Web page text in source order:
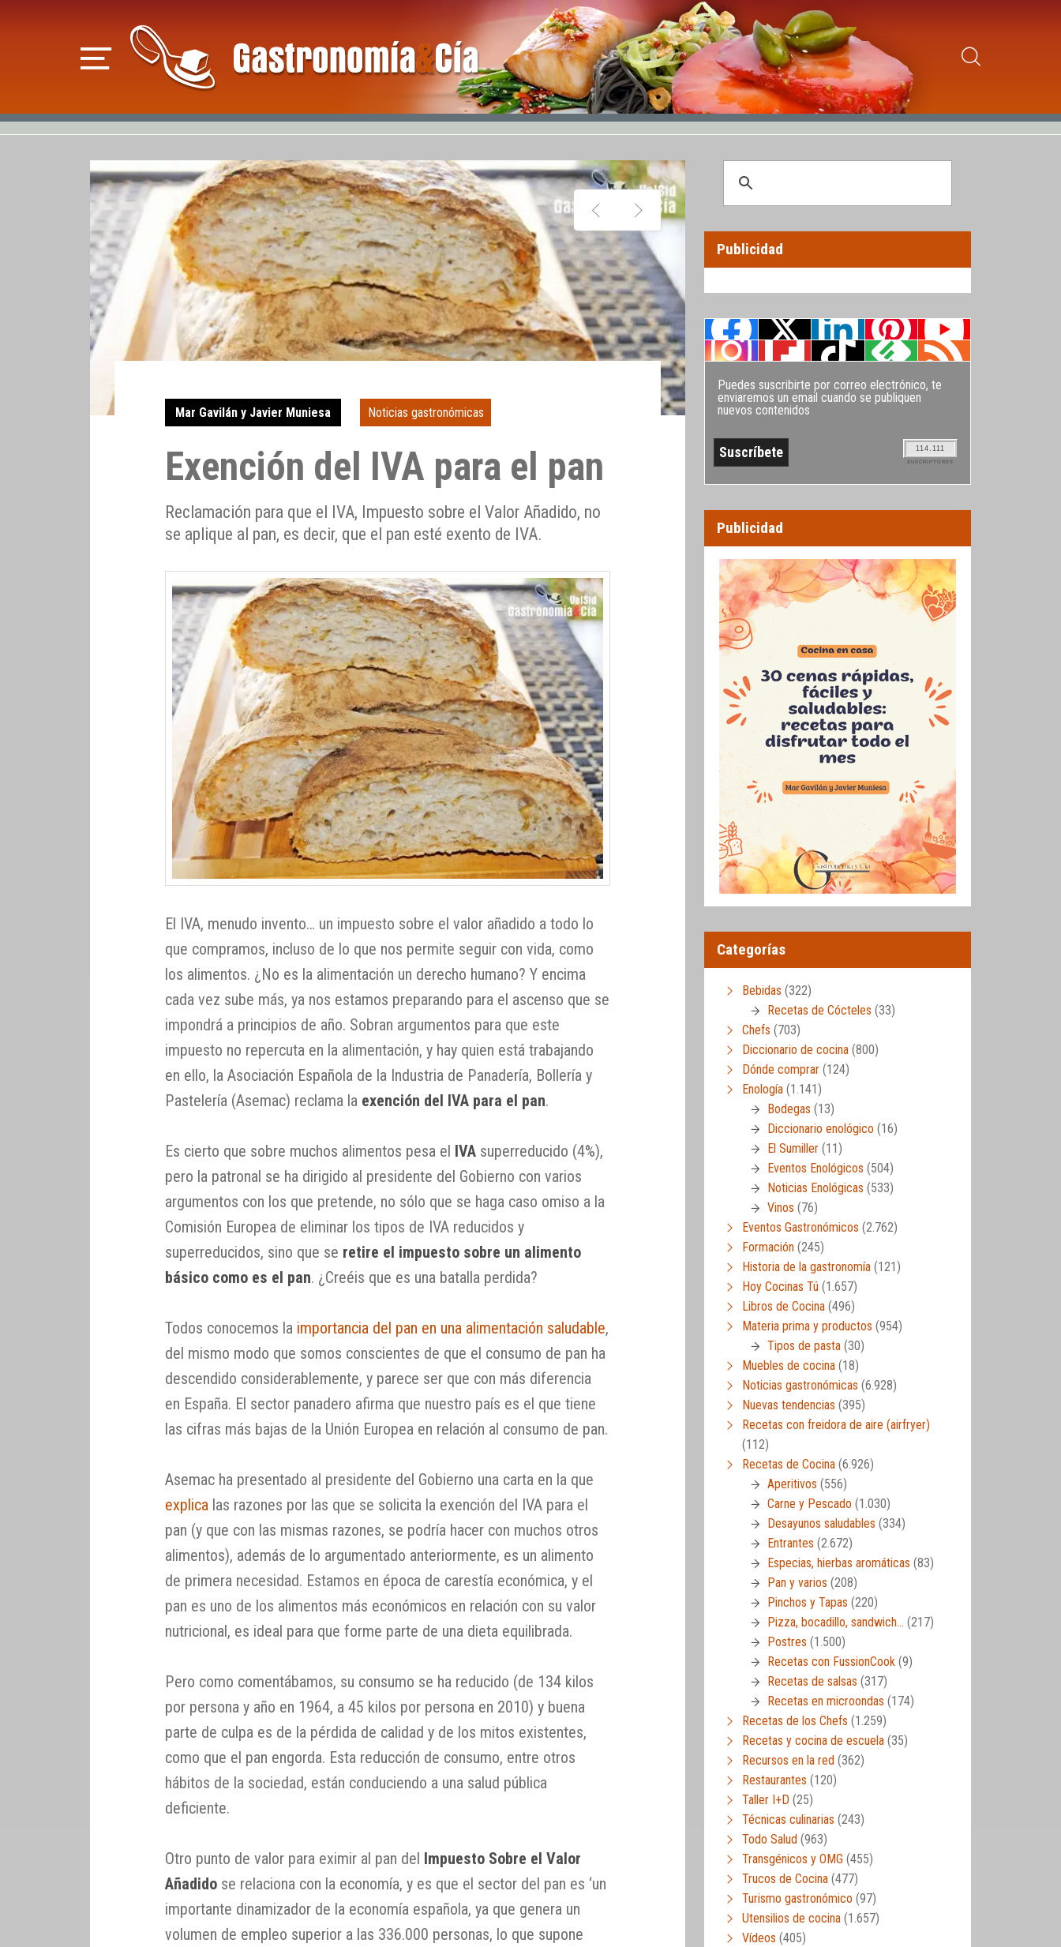
Mar Gavilán y Javier Muniesa Noticias gastronómicas
Exención del IVA para el pan
Reclamación para que el IVA, Impuesto sobre el Valor Añadido, no
se aplique al pan, es decir, que el pan esté exento de IVA.
El IVA, menudo invento… un impuesto sobre el valor añadido a todo lo
que compramos, incluso de lo que nos permite seguir con vida, como
los alimentos. ¿No es la alimentación un derecho humano? Y encima
cada vez sube más, ya nos estamos preparando para el ascenso que se
impondrá a principios de año. Sobran argumentos para que este
impuesto no repercuta en la alimentación, y hay quien está trabajando
en ello, la Asociación Española de la Industria de Panadería, Bollería y
Pastelería (Asemac) reclama la exención del IVA para el pan.
Es cierto que sobre muchos alimentos pesa el IVA superreducido (4%),
pero la patronal se ha dirigido al presidente del Gobierno con varios
argumentos con los que pretende, no sólo que se haga caso omiso a la
Comisión Europea de eliminar los tipos de IVA reducidos y
superreducidos, sino que se retire el impuesto sobre un alimento
básico como es el pan. ¿Creéis que es una batalla perdida?
Todos conocemos la importancia del pan en una alimentación saludable,
del mismo modo que somos conscientes de que el consumo de pan ha
descendido considerablemente, y parece ser que con más diferencia
en España. El sector panadero afirma que nuestro país es el que tiene
las cifras más bajas de la Unión Europea en relación al consumo de pan.
Asemac ha presentado al presidente del Gobierno una carta en la que
explica las razones por las que se solicita la exención del IVA para el
pan (y que con las mismas razones, se podría hacer con muchos otros
alimentos), además de lo argumentado anteriormente, es un alimento
de primera necesidad. Estamos en época de carestía económica, y el
pan es uno de los alimentos más económicos en relación con su valor
nutricional, es ideal para que forme parte de una dieta equilibrada.
Pero como comentábamos, su consumo se ha reducido (de 134 kilos
por persona y año en 1964, a 45 kilos por persona en 2010) y buena
parte de culpa es de la pérdida de calidad y de los mitos existentes,
como que el pan engorda. Esta reducción de consumo, entre otros
hábitos de la sociedad, están conduciendo a una salud pública
deficiente.
Otro punto de valor para eximir al pan del Impuesto Sobre el Valor
Añadido se relaciona con la economía, y es que el sector del pan es ‘un
importante dinamizador de la economía española, ya que genera un
volumen de empleo superior a las 336.000 personas, lo que supone
Publicidad
Puedes suscribirte por correo electrónico, te
enviaremos un email cuando se publiquen
nuevos contenidos
114.111
SUSCRIPTORES
Publicidad
Categorías
Bebidas (322)
Recetas de Cócteles (33)
Chefs (703)
Diccionario de cocina (800)
Dónde comprar (124)
Enología (1.141)
Bodegas (13)
Diccionario enológico (16)
El Sumiller (11)
Eventos Enológicos (504)
Noticias Enológicas (533)
Vinos (76)
Eventos Gastronómicos (2.762)
Formación (245)
Historia de la gastronomía (121)
Hoy Cocinas Tú (1.657)
Libros de Cocina (496)
Materia prima y productos (954)
Tipos de pasta (30)
Muebles de cocina (18)
Noticias gastronómicas (6.928)
Nuevas tendencias (395)
Recetas con freidora de aire (airfryer)
(112)
Recetas de Cocina (6.926)
Aperitivos (556)
Carne y Pescado (1.030)
Desayunos saludables (334)
Entrantes (2.672)
Especias, hierbas aromáticas (83)
Pan y varios (208)
Pinchos y Tapas (220)
Pizza, bocadillo, sandwich… (217)
Postres (1.500)
Recetas con FussionCook (9)
Recetas de salsas (317)
Recetas en microondas (174)
Recetas de los Chefs (1.259)
Recetas y cocina de escuela (35)
Recursos en la red (362)
Restaurantes (120)
Taller I+D (25)
Técnicas culinarias (243)
Todo Salud (963)
Transgénicos y OMG (455)
Trucos de Cocina (477)
Turismo gastronómico (97)
Utensilios de cocina (1.657)
Vídeos (405)